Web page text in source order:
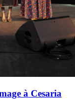
à Cesaria